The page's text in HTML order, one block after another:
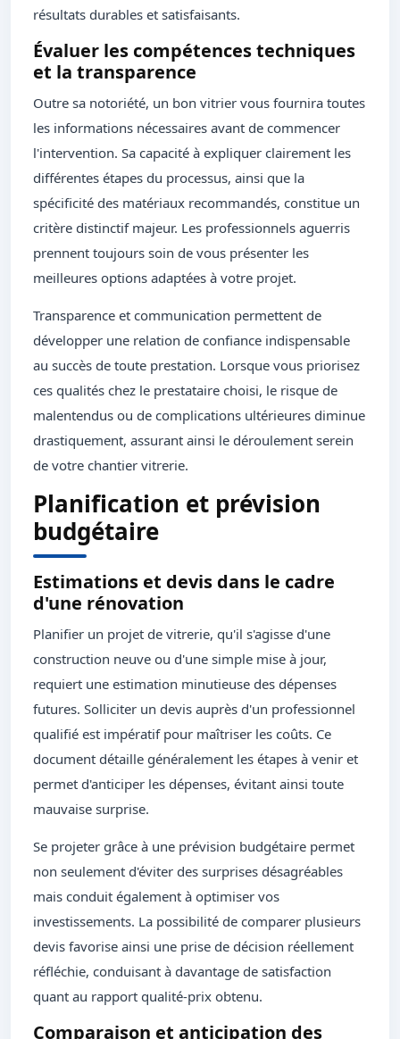
résultats durables et satisfaisants.
Évaluer les compétences techniques
et la transparence
Outre sa notoriété, un bon vitrier vous fournira toutes
les informations nécessaires avant de commencer
l'intervention. Sa capacité à expliquer clairement les
différentes étapes du processus, ainsi que la
spécificité des matériaux recommandés, constitue un
critère distinctif majeur. Les professionnels aguerris
prennent toujours soin de vous présenter les
meilleures options adaptées à votre projet.
Transparence et communication permettent de
développer une relation de confiance indispensable
au succès de toute prestation. Lorsque vous priorisez
ces qualités chez le prestataire choisi, le risque de
malentendus ou de complications ultérieures diminue
drastiquement, assurant ainsi le déroulement serein
de votre chantier vitrerie.
Planification et prévision
budgétaire
Estimations et devis dans le cadre
d'une rénovation
Planifier un projet de vitrerie, qu'il s'agisse d'une
construction neuve ou d'une simple mise à jour,
requiert une estimation minutieuse des dépenses
futures. Solliciter un devis auprès d'un professionnel
qualifié est impératif pour maîtriser les coûts. Ce
document détaille généralement les étapes à venir et
permet d'anticiper les dépenses, évitant ainsi toute
mauvaise surprise.
Se projeter grâce à une prévision budgétaire permet
non seulement d'éviter des surprises désagréables
mais conduit également à optimiser vos
investissements. La possibilité de comparer plusieurs
devis favorise ainsi une prise de décision réellement
réfléchie, conduisant à davantage de satisfaction
quant au rapport qualité-prix obtenu.
Comparaison et anticipation des